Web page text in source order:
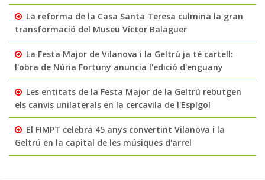
La reforma de la Casa Santa Teresa culmina la gran
transformació del Museu Víctor Balaguer
La Festa Major de Vilanova i la Geltrú ja té cartell:
l'obra de Núria Fortuny anuncia l'edició d'enguany
Les entitats de la Festa Major de la Geltrú rebutgen
els canvis unilaterals en la cercavila de l'Espígol
El FIMPT celebra 45 anys convertint Vilanova i la
Geltrú en la capital de les músiques d'arrel